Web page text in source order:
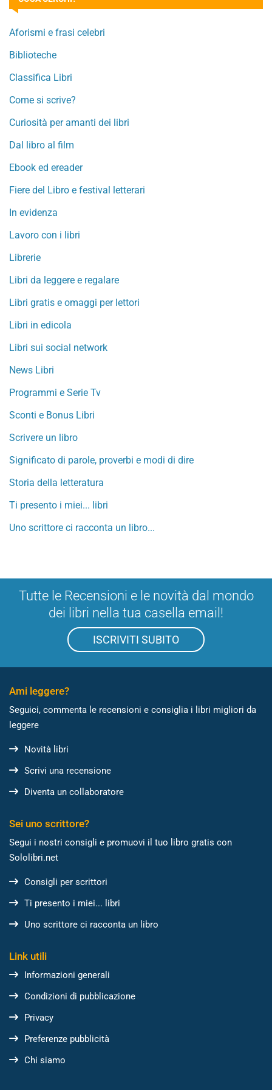
Aforismi e frasi celebri
Biblioteche
Classifica Libri
Come si scrive?
Curiosità per amanti dei libri
Dal libro al film
Ebook ed ereader
Fiere del Libro e festival letterari
In evidenza
Lavoro con i libri
Librerie
Libri da leggere e regalare
Libri gratis e omaggi per lettori
Libri in edicola
Libri sui social network
News Libri
Programmi e Serie Tv
Sconti e Bonus Libri
Scrivere un libro
Significato di parole, proverbi e modi di dire
Storia della letteratura
Ti presento i miei... libri
Uno scrittore ci racconta un libro...
Tutte le Recensioni e le novità dal mondo
dei libri nella tua casella email!
ISCRIVITI SUBITO
Ami leggere?
Seguici, commenta le recensioni e consiglia i libri migliori da
leggere
Novità libri
Scrivi una recensione
Diventa un collaboratore
Sei uno scrittore?
Segui i nostri consigli e promuovi il tuo libro gratis con
Sololibri.net
Consigli per scrittori
Ti presento i miei... libri
Uno scrittore ci racconta un libro
Link utili
Informazioni generali
Condizioni di pubblicazione
Privacy
Preferenze pubblicità
Chi siamo